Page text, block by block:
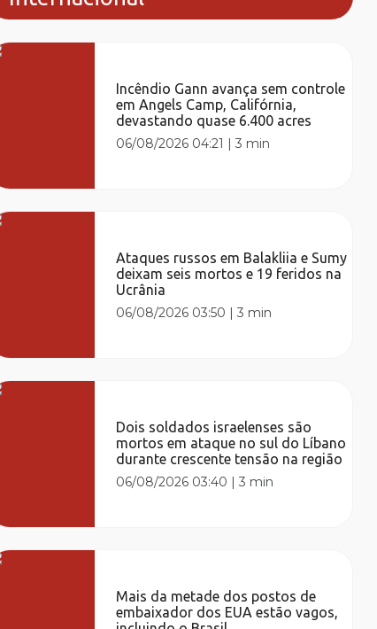
Incêndio Gann avança sem controle
em Angels Camp, Califórnia,
devastando quase 6.400 acres
06/08/2026 04:21 |3 min
Ataques russos em Balakliia e Sumy
deixam seis mortos e 19 feridos na
Ucrânia
06/08/2026 03:50 |3 min
Dois soldados israelenses são
mortos em ataque no sul do Líbano
durante crescente tensão na região
06/08/2026 03:40 |3 min
Mais da metade dos postos de
embaixador dos EUA estão vagos,